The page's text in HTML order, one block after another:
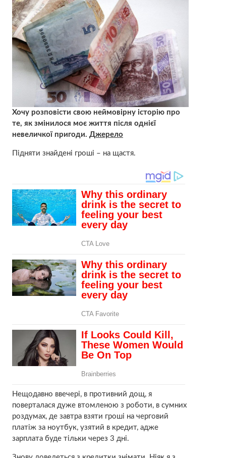
Хочу розповісти свою неймовірну історію про
те, як змінилося моє життя після однієї
невеличкої пригоди. Джерело
Підняти знайдені гроші – на щастя.
Нещодавно ввечері, в противний дощ, я
поверталася дуже втомленою з роботи, в сумних
роздумах, де завтра взяти гроші на черговий
платіж за ноутбук, узятий в кредит, адже
зарплата буде тільки через 3 дні.